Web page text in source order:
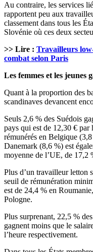
Au contraire, les services
rapportent peu aux
classement dans tous les
Slovénie où ces deux
>> Lire : Travailleurs
combat selon Paris
Les femmes et les jeunes
Quant à la proportion des
scandinaves devancent
Seuls 2,6 % des Suédois
pays qui est de 12,30 €
rémunérés en Belgique
Danemark (8,6 %) est
moyenne de l’UE, de 17,2
Plus d’un travailleur letton
seuil de rémunération
est de 24,4 % en
Pologne.
Plus surprenant, 22,5 %
gagnent moins que le
l’heure respectivement.